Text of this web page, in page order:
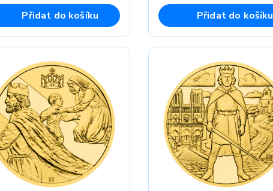
Přidat do košíku Přidat do košíku